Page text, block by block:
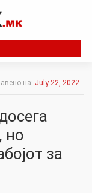
на: July 22, 2022
но
за